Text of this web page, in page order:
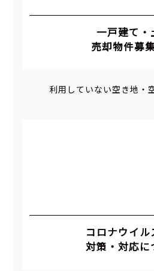
一戸建て・
売却物件募
利用していない空き地・
コロナウイル
対策・対応に